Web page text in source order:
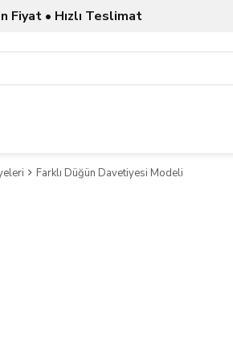
Fiyat • Hızlı Teslimat
Farklı Düğün Davetiyesi Modeli